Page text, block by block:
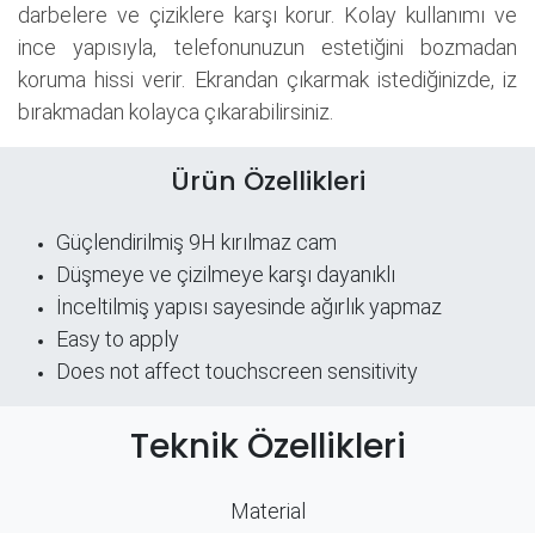
darbelere ve çiziklere karşı korur. Kolay kullanımı ve
ince yapısıyla, telefonunuzun estetiğini bozmadan
koruma hissi verir. Ekrandan çıkarmak istediğinizde, iz
bırakmadan kolayca çıkarabilirsiniz.
Ürün Özellikleri
Güçlendirilmiş 9H kırılmaz cam
Düşmeye ve çizilmeye karşı dayanıklı
İnceltilmiş yapısı sayesinde ağırlık yapmaz
Easy to apply
Does not affect touchscreen sensitivity
Teknik Özellikleri
Material